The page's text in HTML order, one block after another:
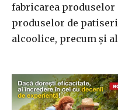
fabricarea
produselor de
alcoolice, precum şi